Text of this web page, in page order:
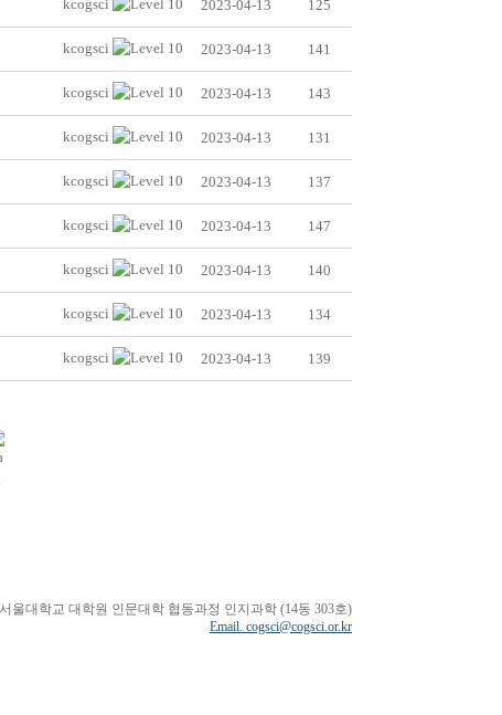
kcogsci 2023-04-13 125
kcogsci 2023-04-13 141
kcogsci 2023-04-13 143
kcogsci 2023-04-13 131
kcogsci 2023-04-13 137
kcogsci 2023-04-13 147
kcogsci 2023-04-13 140
kcogsci 2023-04-13 134
kcogsci 2023-04-13 139
울대학교 대학원 인문대학 협동과정 인지과학 (14동 303호)
Email. cogsci@cogsci.or.kr